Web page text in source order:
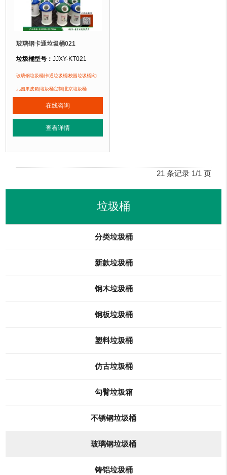
玻璃钢卡通垃圾桶021
垃圾桶型号：JJXY-KT021
垃圾桶规格：直径500mm 高750mm
垃圾桶材质：优质玻璃钢纤维+树脂
垃圾桶周期：3-7天 厂家直销 按需定制
垃圾桶特点：1、卡通垃圾桶采用优质树脂原料手工糊制成型，耐酸、耐碱、
正在使用该垃圾桶的部分客户：
北京蓝天幼儿园、北京市北海幼儿园、北京公安部幼儿园....
玻璃钢垃圾桶|卡通垃圾桶|校园垃圾桶|幼
儿园果皮箱|垃圾桶定制|北京垃圾桶
在线咨询
查看详情
21 条记录 1/1 页
垃圾桶
分类垃圾桶
新款垃圾桶
钢木垃圾桶
钢板垃圾桶
塑料垃圾桶
仿古垃圾桶
勾臂垃圾箱
不锈钢垃圾桶
玻璃钢垃圾桶
铸铝垃圾桶